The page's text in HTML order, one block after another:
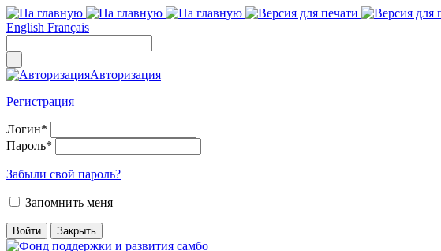
English Français
Авторизация
Регистрация
Логин*
Пароль*
Забыли свой пароль?
Запомнить меня